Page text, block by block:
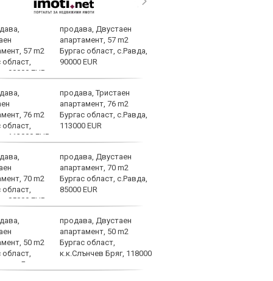
продава, Двустаен
апартамент, 57 m2
Бургас област, с.Равда,
90000 EUR
продава, Тристаен
апартамент, 76 m2
Бургас област, с.Равда,
113000 EUR
продава, Двустаен
апартамент, 70 m2
Бургас област, с.Равда,
85000 EUR
продава, Двустаен
апартамент, 50 m2
Бургас област,
к.к.Слънчев Бряг, 118000